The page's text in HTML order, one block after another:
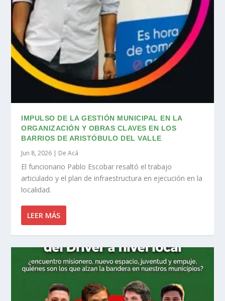
IMPULSO DE LA GESTIÓN MUNICIPAL EN LA
ORGANIZACIÓN Y OBRAS CLAVES EN LOS
BARRIOS DE ARISTÓBULO DEL VALLE
Jun 8, 2026 | De Acá
El funcionario Pablo Escobar resaltó el trabajo
articulado y el plan de infraestructura en ejecución en la
localidad.
LEER MÁS